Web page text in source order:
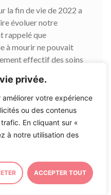
privée.
votre expérience
ou des contenus
En cliquant sur «
à notre utilisation des
ACCEPTER TOUT
la fin de vie de 2022 a
évoluer notre
rappelé que
à mourir ne pouvait
effectif des soins
cette double
du Parlement
premier projet de loi
des soins
par une
la dissolution de
suspend sa